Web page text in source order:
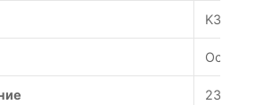
K3G225-
Осевой
230 В